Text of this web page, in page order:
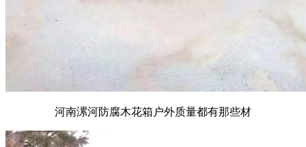
河南漯河防腐木花箱户外质量都有那些材